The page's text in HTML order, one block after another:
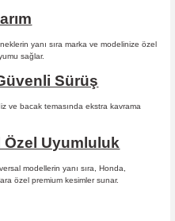
yanı sıra marka ve modelinize özel
sağlar.
Sürüş
ve bacak temasında ekstra kavrama
Uyumluluk
modellerin yanı sıra, Honda,
özel premium kesimler sunar.